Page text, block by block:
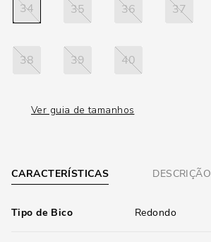
34 35 36 37
38 39 40
Ver guia de tamanhos
CARACTERÍSTICAS DESCRIÇÃO
Tipo de Bico Redondo